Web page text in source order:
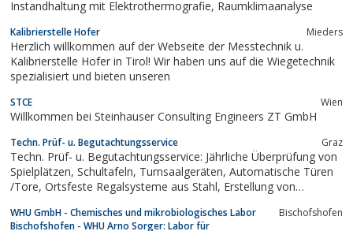
Instandhaltung mit Elektrothermografie, Raumklimaanalyse
Kalibrierstelle Hofer Mieders
Herzlich willkommen auf der Webseite der Messtechnik u.
Kalibrierstelle Hofer in Tirol! Wir haben uns auf die Wiegetechnik
spezialisiert und bieten unseren
STCE Wien
Willkommen bei Steinhauser Consulting Engineers ZT GmbH
Techn. Prüf- u. Begutachtungsservice Graz
Techn. Prüf- u. Begutachtungsservice: Jährliche Überprüfung von
Spielplätzen, Schultafeln, Turnsaalgeräten, Automatische Türen
/Tore, Ortsfeste Regalsysteme aus Stahl, Erstellung von
Industrieanlagen...
WHU GmbH - Chemisches und mikrobiologisches Labor
Bischofshofen - WHU Arno Sorger: Labor für
Bischofshofen